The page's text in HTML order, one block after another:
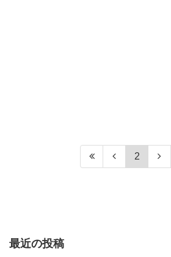
2
最近の投稿